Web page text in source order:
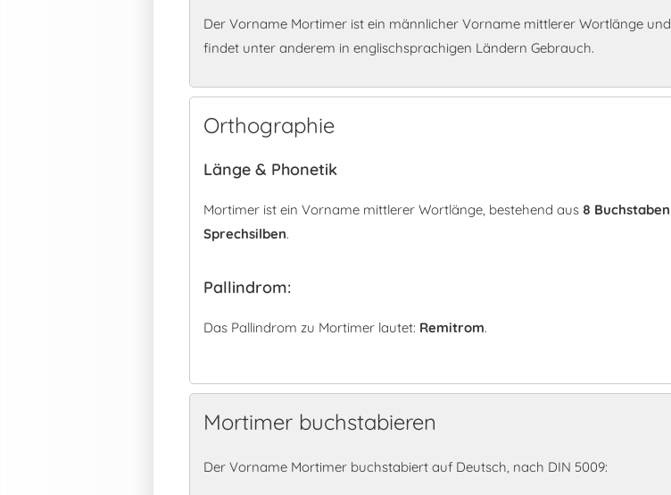
Der Vorname Mortimer ist ein männlicher Vorname mittlerer Wortlänge und
findet unter anderem in englischsprachigen Ländern Gebrauch.
Orthographie
Länge & Phonetik
Mortimer ist ein Vorname mittlerer Wortlänge, bestehend aus 8 Buchstaben
Sprechsilben.
Pallindrom:
Das Pallindrom zu Mortimer lautet: Remitrom.
Mortimer buchstabieren
Der Vorname Mortimer buchstabiert auf Deutsch, nach DIN 5009: